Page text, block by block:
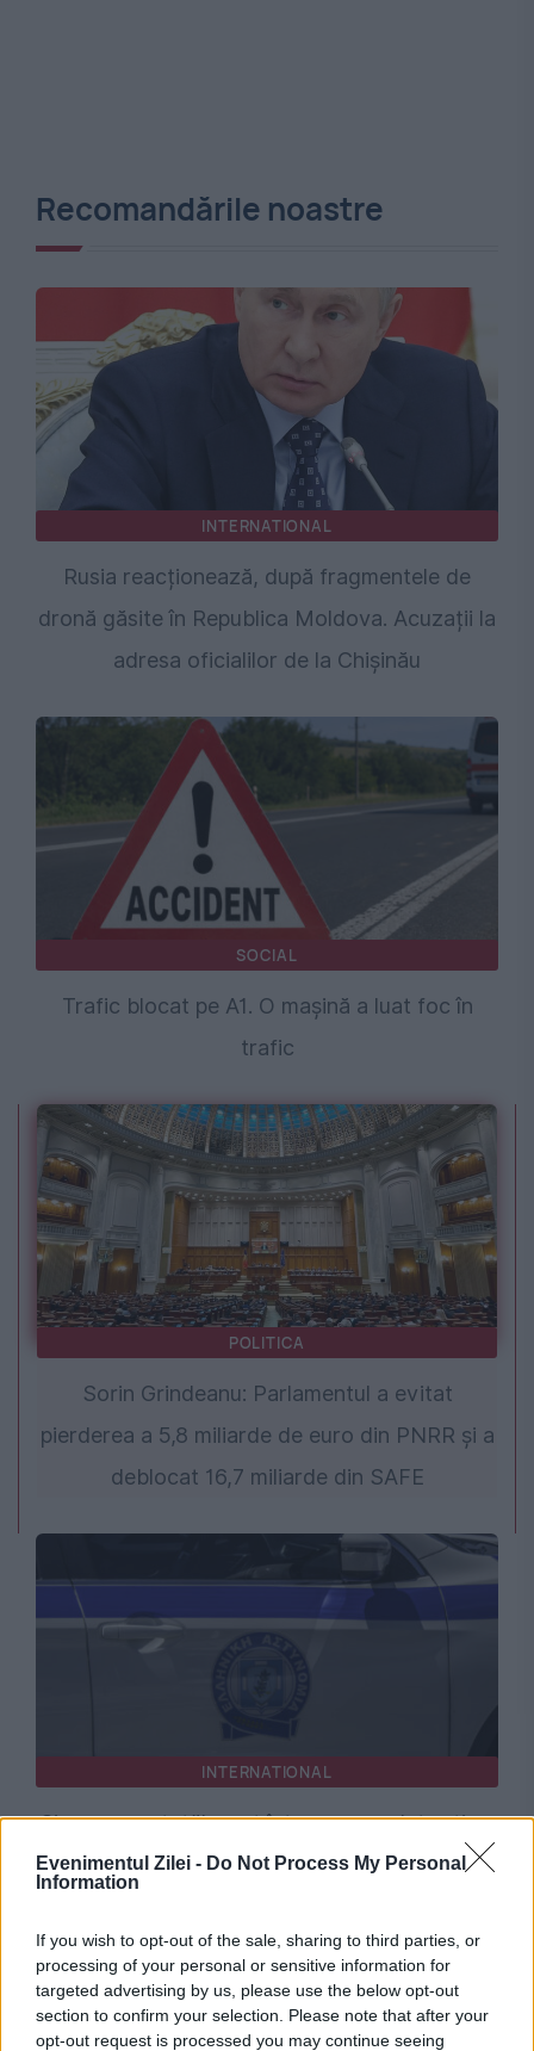
Evenimentul Zilei - Do Not Process My Personal
Information
If you wish to opt-out of the sale, sharing to third parties, or
processing of your personal or sensitive information for
targeted advertising by us, please use the below opt-out
section to confirm your selection. Please note that after your
opt-out request is processed you may continue seeing
Recomandările noastre
INTERNATIONAL
Rusia reacționează, după fragmentele de
dronă găsite în Republica Moldova. Acuzații la
adresa oficialilor de la Chișinău
SOCIAL
Trafic blocat pe A1. O mașină a luat foc în
trafic
POLITICA
Sorin Grindeanu: Parlamentul a evitat
pierderea a 5,8 miliarde de euro din PNRR și a
deblocat 16,7 miliarde din SAFE
INTERNATIONAL
Și-a ascuns tatăl mort într-un congelator timp
de doi ani și jumătate. Motivul invocat i-a uimit